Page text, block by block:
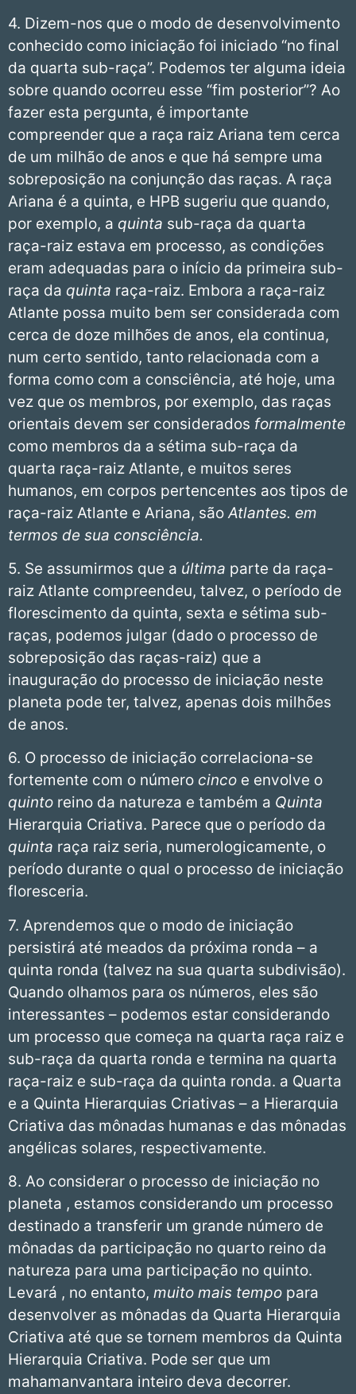
4. Dizem-nos que o modo de desenvolvimento
conhecido como iniciação foi iniciado “no final
da quarta sub-raça”. Podemos ter alguma ideia
sobre quando ocorreu esse “fim posterior”? Ao
fazer esta pergunta, é importante
compreender que a raça raiz Ariana tem cerca
de um milhão de anos e que há sempre uma
sobreposição na conjunção das raças. A raça
Ariana é a quinta, e HPB sugeriu que quando,
por exemplo, a quinta sub-raça da quarta
raça-raiz estava em processo, as condições
eram adequadas para o início da primeira sub-
raça da quinta raça-raiz. Embora a raça-raiz
Atlante possa muito bem ser considerada com
cerca de doze milhões de anos, ela continua,
num certo sentido, tanto relacionada com a
forma como com a consciência, até hoje, uma
vez que os membros, por exemplo, das raças
orientais devem ser considerados formalmente
como membros da a sétima sub-raça da
quarta raça-raiz Atlante, e muitos seres
humanos, em corpos pertencentes aos tipos de
raça-raiz Atlante e Ariana, sãoAtlantes. em
termos de sua consciência.
5. Se assumirmos que a última parte da raça-
raiz Atlante compreendeu, talvez, o período de
florescimento da quinta, sexta e sétima sub-
raças, podemos julgar (dado o processo de
sobreposição das raças-raiz) que a
inauguração do processo de iniciação neste
planeta pode ter, talvez, apenas dois milhões
de anos.
6. O processo de iniciação correlaciona-se
fortemente com o número cinco e envolve o
quinto reino da natureza e também a Quinta
Hierarquia Criativa. Parece que o período da
quinta raça raiz seria, numerologicamente, o
período durante o qual o processo de iniciação
floresceria.
7. Aprendemos que o modo de iniciação
persistirá até meados da próxima ronda – a
quinta ronda (talvez na sua quarta subdivisão).
Quando olhamos para os números, eles são
interessantes – podemos estar considerando
um processo que começa na quarta raça raiz e
sub-raça da quarta ronda e termina na quarta
raça-raiz e sub-raça da quinta ronda. a Quarta
e a Quinta Hierarquias Criativas – a Hierarquia
Criativa das mônadas humanas e das mônadas
angélicas solares, respectivamente.
8. Ao considerar o processo de iniciação no
planeta , estamos considerando um processo
destinado a transferir um grande número de
mônadas da participação no quarto reino da
natureza para uma participação no quinto.
Levará , no entanto, muito mais tempo para
desenvolver as mônadas da Quarta Hierarquia
Criativa até que se tornem membros da Quinta
Hierarquia Criativa. Pode ser que um
mahamanvantara inteiro deva decorrer.